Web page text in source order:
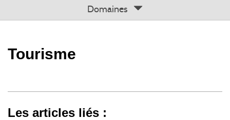
Domaines
Tourisme
Les articles liés :